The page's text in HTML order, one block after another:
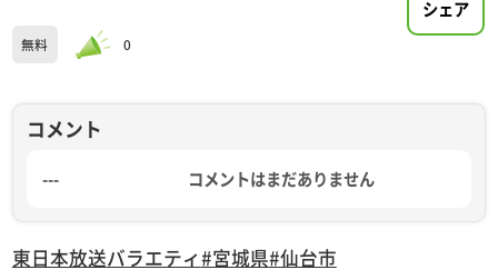
無料 0
シェア
コメント
--- コメントはまだありません
東日本放送バラエティ #宮城県#仙台市